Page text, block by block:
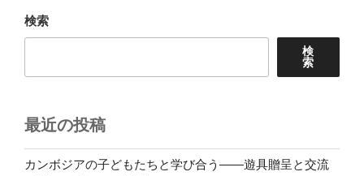
検索
検
索
最近の投稿
カンボジアの子どもたちと学び合う――遊具贈呈と交流